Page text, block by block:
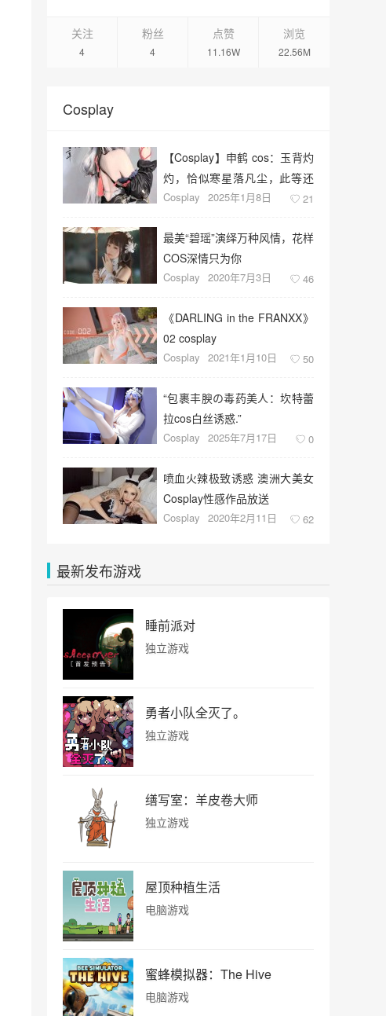
关注
4
粉丝
4
点赞
11.16W
浏览
22.56M
Cosplay
【Cosplay】申鹤 cos：玉背灼
灼，恰似寒星落凡尘，此等还
原，谁能不倾心？
Cosplay 2025年1月8日 21
最美“碧瑶”演绎万种风情，花样
COS深情只为你
Cosplay 2020年7月3日 46
《DARLING in the FRANXX》
02 cosplay
Cosplay 2021年1月10日 50
“包裹丰腴の毒药美人：坎特蕾
拉cos白丝诱惑.”
Cosplay 2025年7月17日 0
喷血火辣极致诱惑 澳洲大美女
Cosplay性感作品放送
Cosplay 2020年2月11日 62
最新发布游戏
睡前派对
独立游戏
勇者小队全灭了。
独立游戏
缮写室：羊皮卷大师
独立游戏
屋顶种植生活
电脑游戏
蜜蜂模拟器：The Hive
电脑游戏